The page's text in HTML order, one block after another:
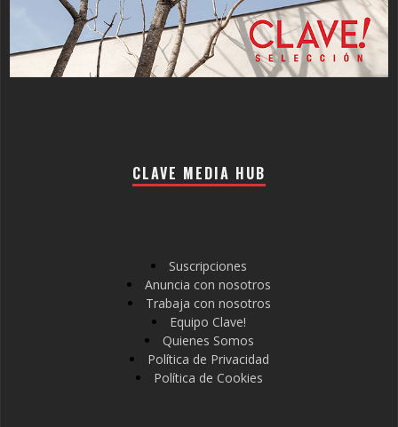
CLAVE MEDIA HUB
Suscripciones
Anuncia con nosotros
Trabaja con nosotros
Equipo Clave!
Quienes Somos
Política de Privacidad
Política de Cookies